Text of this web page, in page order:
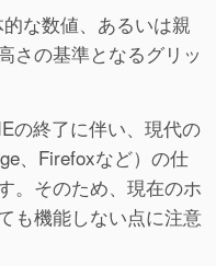
な数値、あるいは親
さの基準となるグリッ
の終了に伴い、現代の
、Firefoxなど）の仕
。そのため、現在のホ
も機能しない点に注意